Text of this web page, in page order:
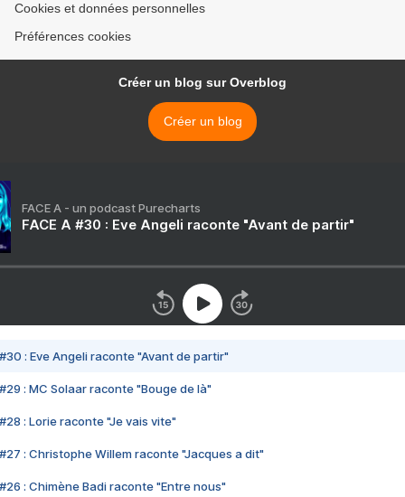
Cookies et données personnelles
Préférences cookies
Créer un blog sur Overblog
Créer un blog
FACE A - un podcast Purecharts
FACE A #30 : Eve Angeli raconte "Avant de partir"
#30 : Eve Angeli raconte "Avant de partir"
#29 : MC Solaar raconte "Bouge de là"
#28 : Lorie raconte "Je vais vite"
#27 : Christophe Willem raconte "Jacques a dit"
#26 : Chimène Badi raconte "Entre nous"